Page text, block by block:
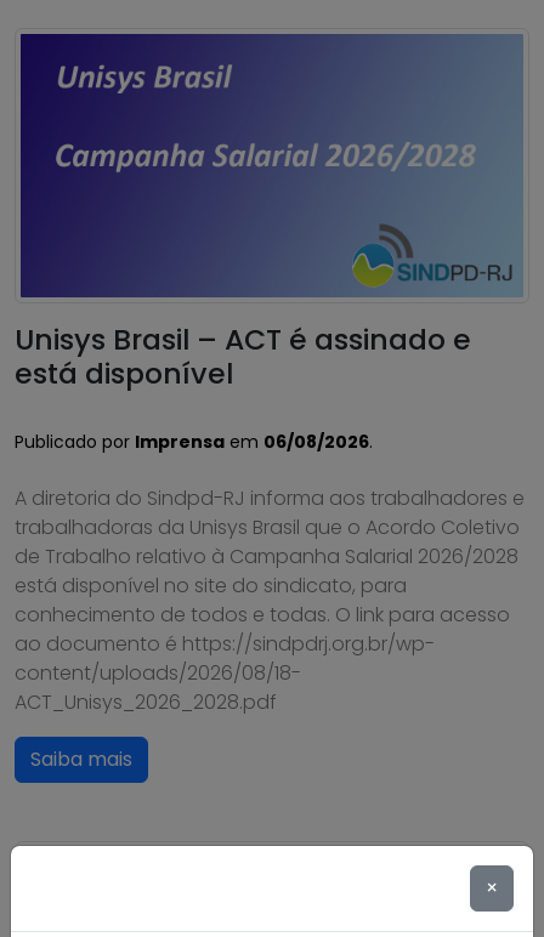
Unisys Brasil – ACT é assinado e
está disponível
Publicado por Imprensa em 06/08/2026.
A diretoria do Sindpd-RJ informa aos trabalhadores e
trabalhadoras da Unisys Brasil que o Acordo Coletivo
de Trabalho relativo à Campanha Salarial 2026/2028
está disponível no site do sindicato, para
conhecimento de todos e todas. O link para acesso
ao documento é https://sindpdrj.org.br/wp-
content/uploads/2026/08/18-
ACT_Unisys_2026_2028.pdf
Saiba mais
×